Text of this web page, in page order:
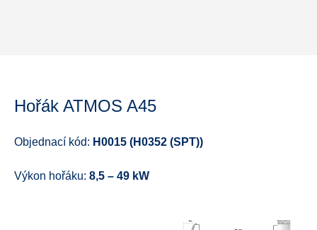
Hořák ATMOS A45
Objednací kód: H0015 (H0352 (SPT))
Výkon hořáku: 8,5 – 49 kW